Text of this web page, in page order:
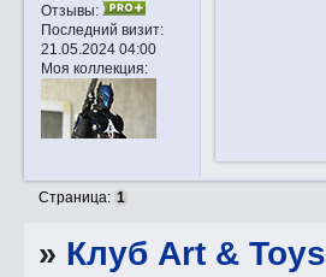
Отзывы:
Последний визит:
21.05.2024 04:00
Моя коллекция:
Страница: 1
» Клуб Art & Toys